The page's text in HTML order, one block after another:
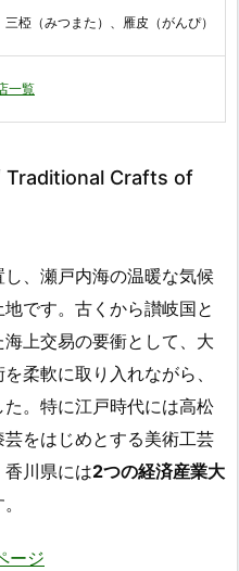
椏（みつまた）、雁皮（がんぴ）
一覧
Traditional Crafts of
、瀬戸内海の温暖な気候
です。古くから讃岐国と
上交易の要衝として、大
柔軟に取り入れながら、
。特に江戸時代には高松
をはじめとする美術工芸
川県には2つの経済産業大
ージ